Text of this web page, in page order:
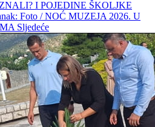
I POJEDINE ŠKOLJKE
Foto / NOĆ MUZEJA 2026. U
Sljedeće